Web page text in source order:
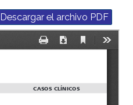
Descargar el archivo PDF